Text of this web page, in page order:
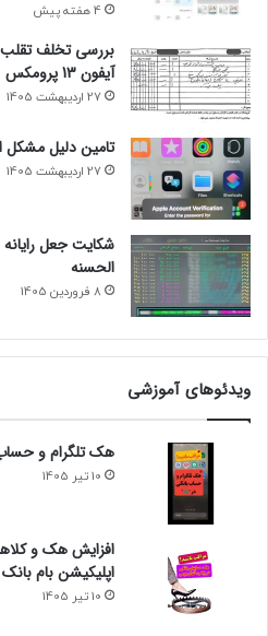
4 هفته پیش
بررسی تخلف
آیفون 13 پرومکس
27 اردیبهشت 1405
تامين دليل مشکل
27 اردیبهشت 1405
شکایت جعل
الحسنه
8 فروردین 1405
ویدئوهای آموزشی
هک تلگرام و حساب
10 تیر 1405
افزایش هک و
اپلیکیشن بام‌
10 تیر 1405